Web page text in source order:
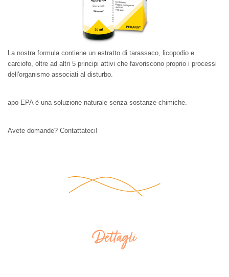
La nostra formula contiene un estratto di tarassaco, licopodio e
carciofo, oltre ad altri 5 principi attivi che favoriscono proprio i processi
dell'organismo associati al disturbo.
apo-EPA è una soluzione naturale senza sostanze chimiche.
Avete domande? Contattateci!
Dettagli